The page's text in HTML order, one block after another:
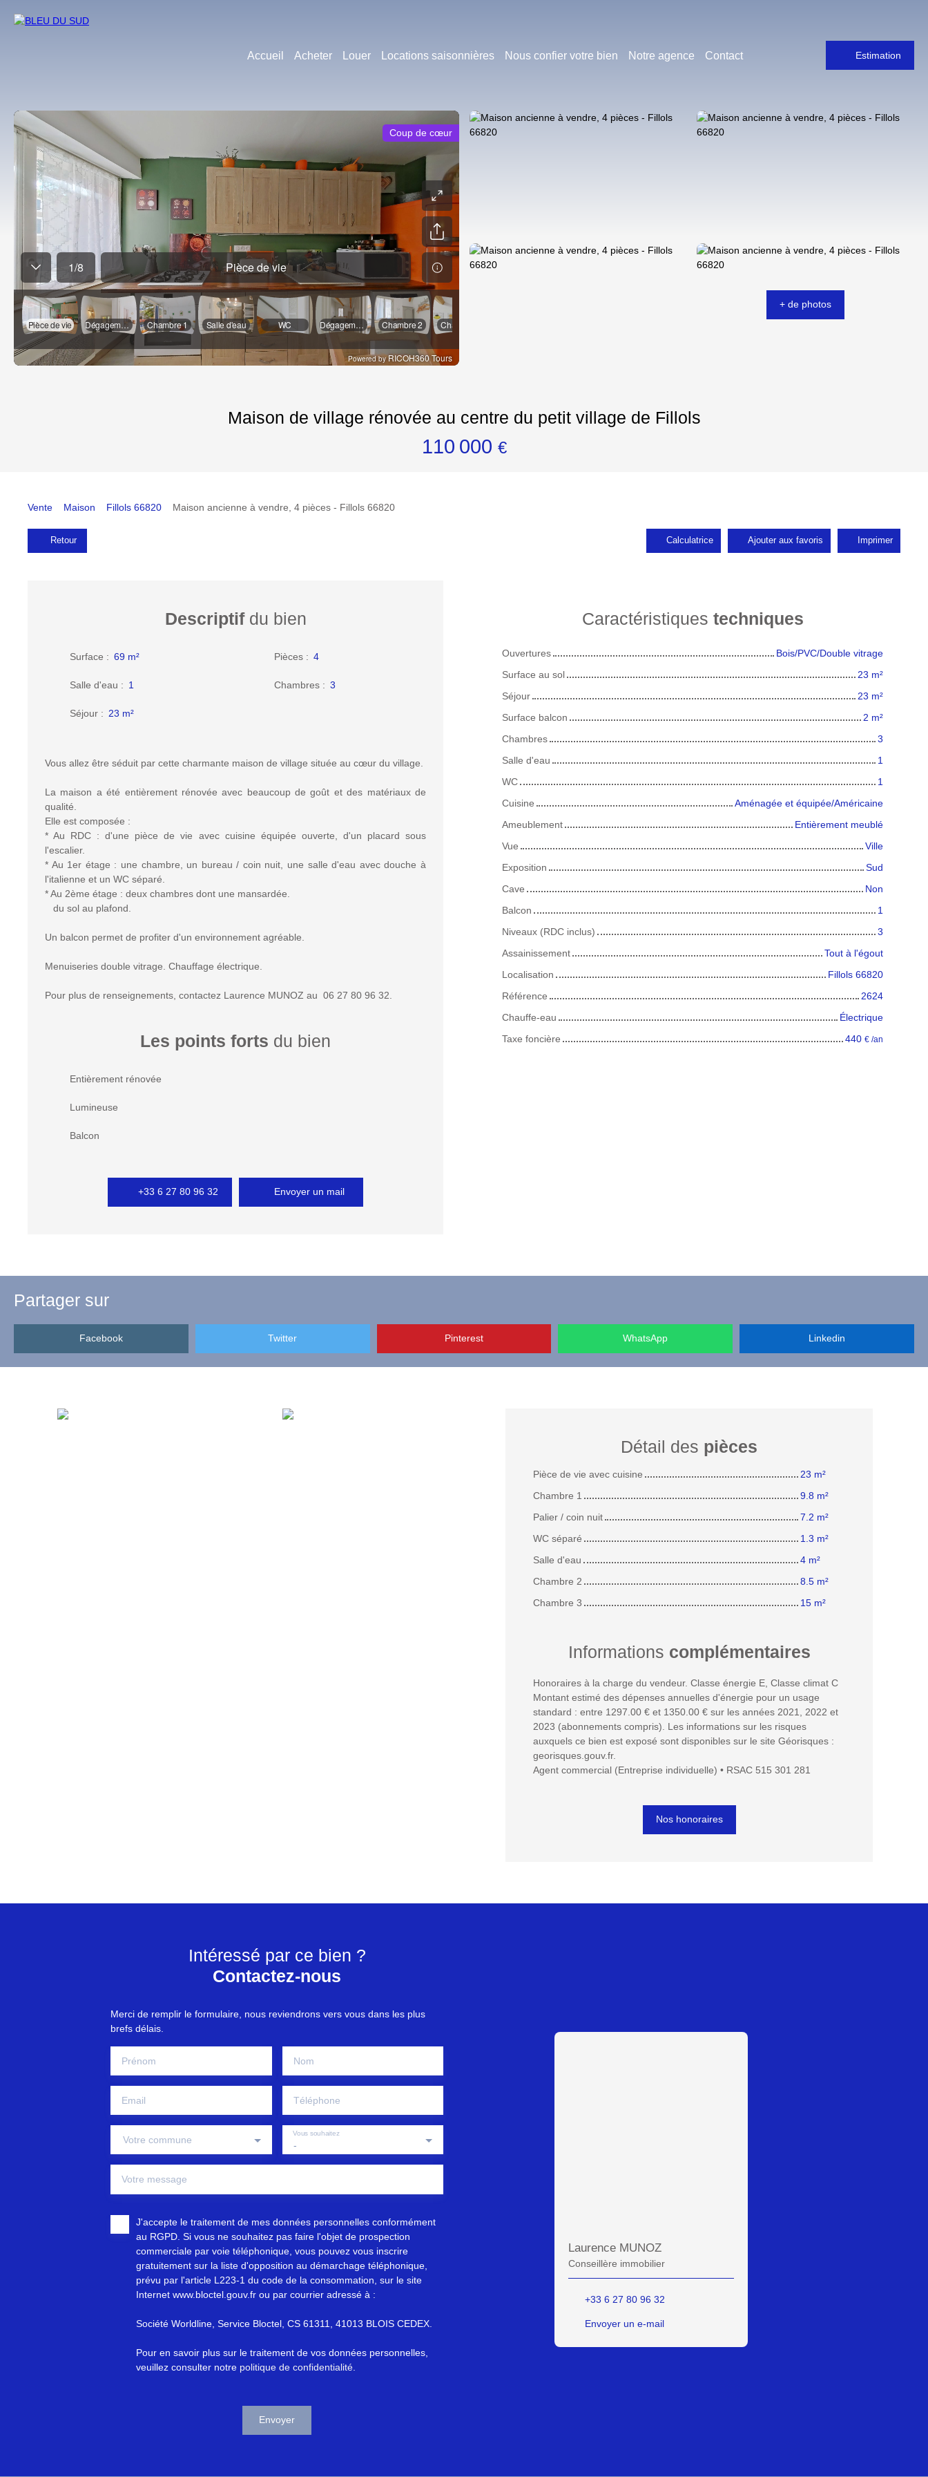
Accueil Acheter Louer Locations saisonnières Nous confier votre bien Notre agence Contact Estimation
Coup de cœur
+ de photos
Maison de village rénovée au centre du petit village de Fillols
110 000 €
Vente Maison Fillols 66820 Maison ancienne à vendre, 4 pièces - Fillols 66820
Retour Calculatrice Ajouter aux favoris Imprimer
Descriptifdu bien
Surface : 69 m² Pièces : 4
Salle d'eau : 1 Chambres : 3
Séjour : 23 m²
Vous allez être séduit par cette charmante maison de village située au cœur du village.
La maison a été entièrement rénovée avec beaucoup de goût et des matériaux de
qualité.
Elle est composée :
* Au RDC : d'une pièce de vie avec cuisine équipée ouverte, d'un placard sous
l'escalier.
* Au 1er étage : une chambre, un bureau / coin nuit, une salle d'eau avec douche à
l'italienne et un WC séparé.
* Au 2ème étage : deux chambres dont une mansardée.
du sol au plafond.
Un balcon permet de profiter d'un environnement agréable.
Menuiseries double vitrage. Chauffage électrique.
Pour plus de renseignements, contactez Laurence MUNOZ au 06 27 80 96 32.
Les points forts du bien
Entièrement rénovée
Lumineuse
Balcon
+33 6 27 80 96 32 Envoyer un mail
Caractéristiques techniques
Ouvertures
Bois/PVC/Double vitrage
Surface au sol
23 m²
Séjour
23 m²
Surface balcon
2 m²
Chambres
3
Salle d'eau
1
WC
1
Cuisine
Aménagée et équipée/Américaine
Ameublement
Entièrement meublé
Vue
Ville
Exposition
Sud
Cave
Non
Balcon
1
Niveaux (RDC inclus)
3
Assainissement
Tout à l'égout
Localisation
Fillols 66820
Référence
2624
Chauffe-eau
Électrique
Taxe foncière
440 € /an
Partager sur
Facebook Twitter Pinterest WhatsApp Linkedin
Détail des pièces
Pièce de vie avec cuisine
23 m²
Chambre 1
9.8 m²
Palier / coin nuit
7.2 m²
WC séparé
1.3 m²
Salle d'eau
4 m²
Chambre 2
8.5 m²
Chambre 3
15 m²
Informations complémentaires
Honoraires à la charge du vendeur. Classe énergie E, Classe climat C
Montant estimé des dépenses annuelles d'énergie pour un usage
standard : entre 1297.00 € et 1350.00 € sur les années 2021, 2022 et
2023 (abonnements compris). Les informations sur les risques
auxquels ce bien est exposé sont disponibles sur le site Géorisques :
georisques.gouv.fr.
Agent commercial (Entreprise individuelle) • RSAC 515 301 281
Nos honoraires
Intéressé par ce bien ?
Contactez-nous
Merci de remplir le formulaire, nous reviendrons vers vous dans les plus
brefs délais.
Prénom Nom
Email Téléphone
Votre commune -
Vous souhaitez
Votre message
J'accepte le traitement de mes données personnelles conformément
au RGPD. Si vous ne souhaitez pas faire l'objet de prospection
commerciale par voie téléphonique, vous pouvez vous inscrire
gratuitement sur la liste d'opposition au démarchage téléphonique,
prévu par l'article L223-1 du code de la consommation, sur le site
Internet www.bloctel.gouv.fr ou par courrier adressé à :
Société Worldline, Service Bloctel, CS 61311, 41013 BLOIS CEDEX.
Pour en savoir plus sur le traitement de vos données personnelles,
veuillez consulter notre politique de confidentialité
Envoyer
Laurence MUNOZ
Conseillère immobilier
+33 6 27 80 96 32
Envoyer un e-mail